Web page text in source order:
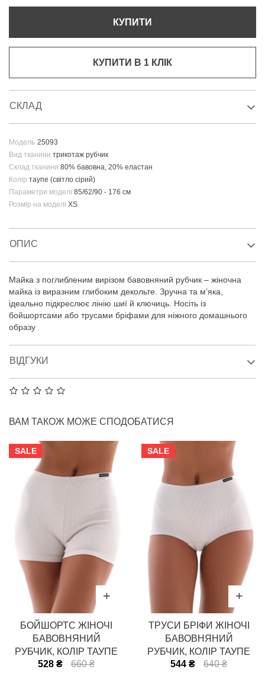
КУПИТИ
КУПИТИ В 1 КЛIК
СКЛАД
Модель 25093
Вид тканини трикотаж рубчик
Склад тканини 80% бавовна, 20% еластан
Колір таупе (світло сірий)
Параметри моделі 85/62/90 - 176 см
Розмір на моделі XS
ОПИС
Майка з поглибленим вирізом бавовняний рубчик – жіночна
майка із виразним глибоким декольте. Зручна та м’яка,
ідеально підкреслює лінію шиї й ключиць. Носіть із
бойшортсами або трусами бріфами для ніжного домашнього
образу
ВІДГУКИ
ВАМ ТАКОЖ МОЖЕ СПОДОБАТИСЯ
SALE
БОЙШОРТС ЖІНОЧІ
БАВОВНЯНИЙ
РУБЧИК, КОЛІР ТАУПЕ
528 ₴
660 ₴
SALE
ТРУСИ БРІФИ ЖІНОЧІ
БАВОВНЯНИЙ
РУБЧИК, КОЛІР ТАУПЕ
544 ₴
640 ₴